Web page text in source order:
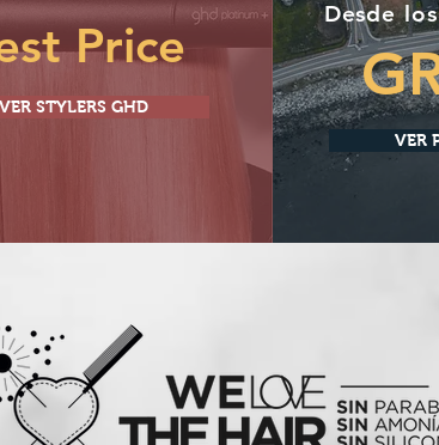
Price
VER STYLERS GHD
Desde
VER